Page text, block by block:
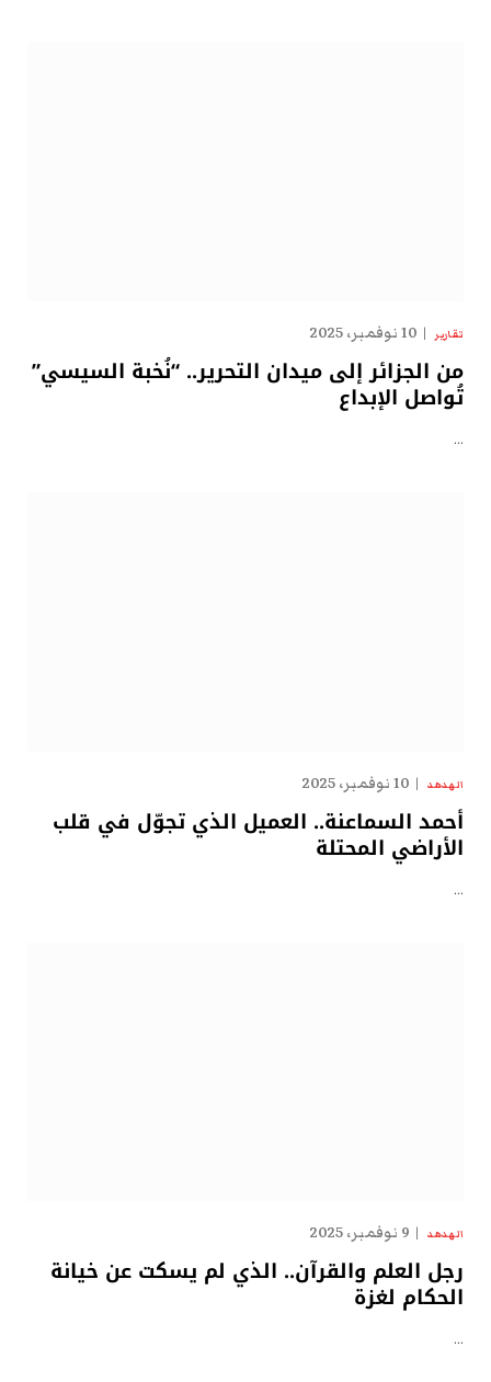
تقارير 10 نوفمبر، 2025
من الجزائر إلى ميدان التحرير.. “نُخبة السيسي”
تُواصل الإبداع
…
الهدهد 10 نوفمبر، 2025
أحمد السماعنة.. العميل الذي تجوّل في قلب
الأراضي المحتلة
…
الهدهد 9 نوفمبر، 2025
رجل العلم والقرآن.. الذي لم يسكت عن خيانة
الحكام لغزة
…